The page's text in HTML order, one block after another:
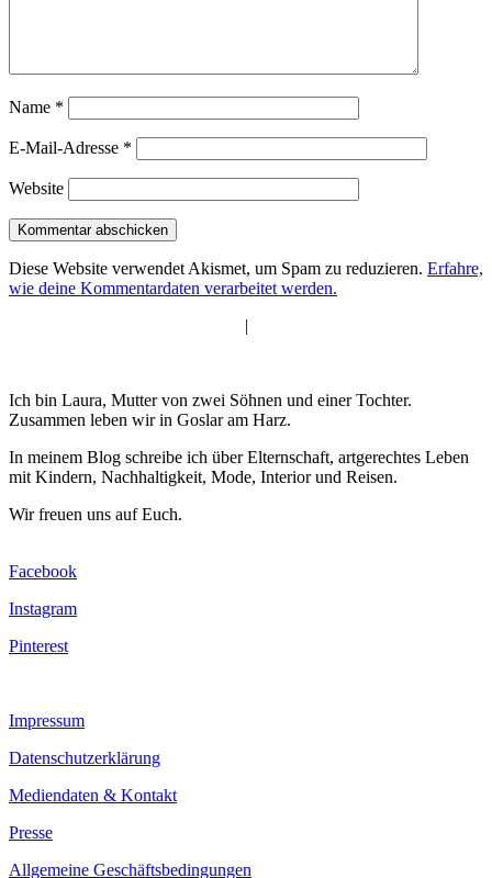
Name *
E-Mail-Adresse *
Website
Diese Website verwendet Akismet, um Spam zu reduzieren. Erfahre,
wie deine Kommentardaten verarbeitet werden.
|
Ich bin Laura, Mutter von zwei Söhnen und einer Tochter.
Zusammen leben wir in Goslar am Harz.
In meinem Blog schreibe ich über Elternschaft, artgerechtes Leben
mit Kindern, Nachhaltigkeit, Mode, Interior und Reisen.
Wir freuen uns auf Euch.
Facebook
Instagram
Pinterest
Impressum
Datenschutzerklärung
Mediendaten & Kontakt
Presse
Allgemeine Geschäftsbedingungen